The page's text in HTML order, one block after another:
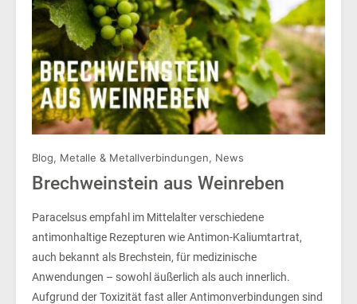
Blog, Metalle & Metallverbindungen, News
Brechweinstein aus Weinreben
Paracelsus empfahl im Mittelalter verschiedene
antimonhaltige Rezepturen wie Antimon-Kaliumtartrat,
auch bekannt als Brechstein, für medizinische
Anwendungen – sowohl äußerlich als auch innerlich.
Aufgrund der Toxizität fast aller Antimonverbindungen sind